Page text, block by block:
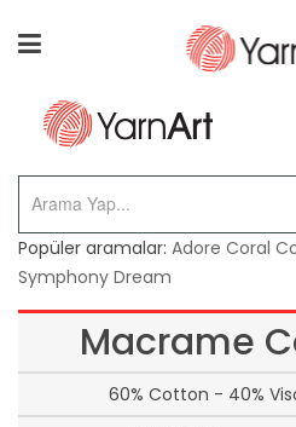
Popüler aramalar: Adore Coral
Symphony Dream
Macrame
60% Cotton - 40%